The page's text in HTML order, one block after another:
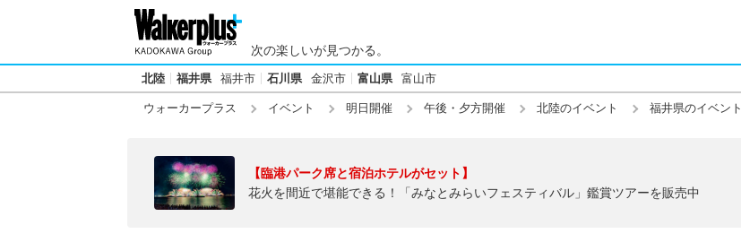
次の楽しいが見つかる。
北陸 福井県 福井市 石川県 金沢市 富山県 富山市
ウォーカープラス イベント 明日開催 午後・夕方開催 北陸のイベント 福井県のイベント
【臨港パーク席と宿泊ホテルがセット】
花火を間近で堪能できる！「みなとみらいフェスティバル」鑑賞ツアーを販売中